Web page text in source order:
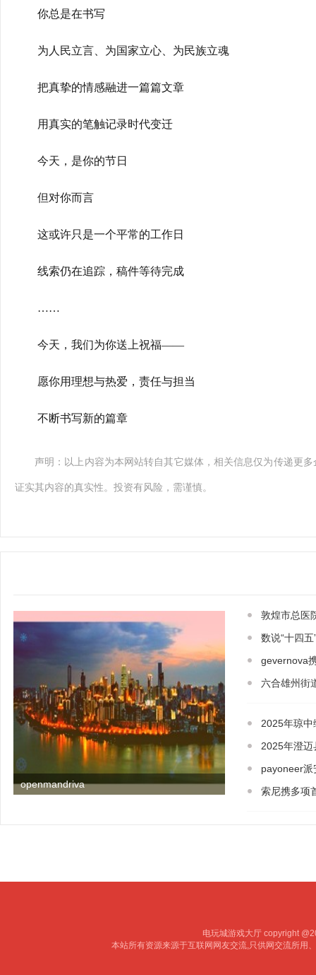
你总是在书写
为人民立言、为国家立心、为民族立魂
把真挚的情感融进一篇篇文章
用真实的笔触记录时代变迁
今天，是你的节日
但对你而言
这或许只是一个平常的工作日
线索仍在追踪，稿件等待完成
……
今天，我们为你送上祝福——
愿你用理想与热爱，责任与担当
不断书写新的篇章
声明：以上内容为本网站转自其它媒体，相关信息仅为传递更
证实其内容的真实性。投资有风险，需谨慎。
openmandriva
敦煌市总医
数说“十四
gevernova
31
六合雄州街
2025年琼
2025年澄
payoneer派
索尼携多项
电玩城游戏大厅 copyright
本站所有资源来源于互联网网友交流,只供网交流所用